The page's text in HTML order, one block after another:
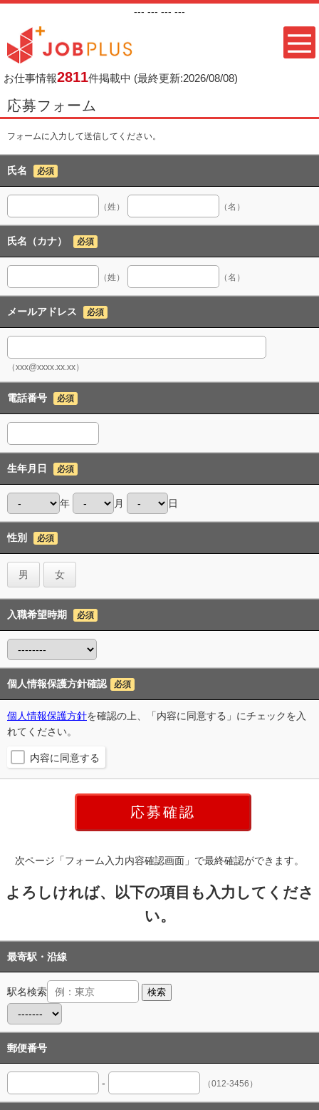
--- --- --- ---
お仕事情報2811件掲載中 (最終更新:2026/08/08)
応募フォーム
フォームに入力して送信してください。
氏名 必須
（姓） （名）
氏名（カナ） 必須
（姓） （名）
メールアドレス 必須
（xxx@xxxx.xx.xx）
電話番号 必須
生年月日 必須
年 月 日
性別 必須
男 女
入職希望時期 必須
個人情報保護方針確認 必須
個人情報保護方針を確認の上、「内容に同意する」にチェックを入
れてください。
内容に同意する
次ページ「フォーム入力内容確認画面」で最終確認ができます。
よろしければ、以下の項目も入力してくださ
い。
最寄駅・沿線
駅名検索 検索
郵便番号
- （012-3456）